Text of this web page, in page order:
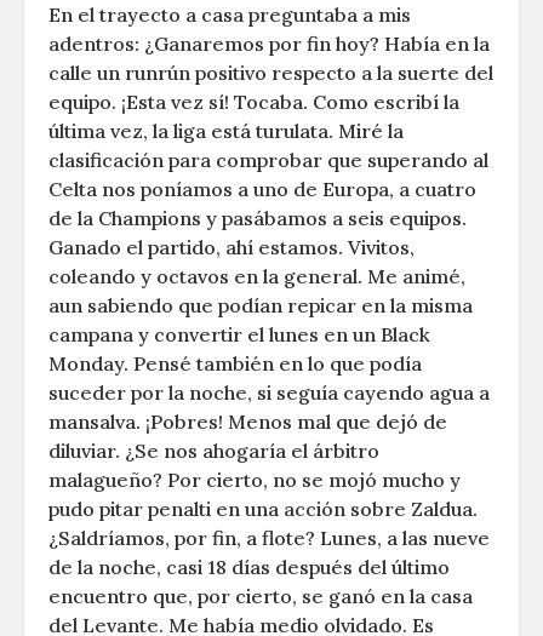
En el trayecto a casa preguntaba a mis
adentros: ¿Ganaremos por fin hoy? Había en la
calle un runrún positivo respecto a la suerte del
equipo. ¡Esta vez sí! Tocaba. Como escribí la
última vez, la liga está turulata. Miré la
clasificación para comprobar que superando al
Celta nos poníamos a uno de Europa, a cuatro
de la Champions y pasábamos a seis equipos.
Ganado el partido, ahí estamos. Vivitos,
coleando y octavos en la general. Me animé,
aun sabiendo que podían repicar en la misma
campana y convertir el lunes en un Black
Monday. Pensé también en lo que podía
suceder por la noche, si seguía cayendo agua a
mansalva. ¡Pobres! Menos mal que dejó de
diluviar. ¿Se nos ahogaría el árbitro
malagueño? Por cierto, no se mojó mucho y
pudo pitar penalti en una acción sobre Zaldua.
¿Saldríamos, por fin, a flote? Lunes, a las nueve
de la noche, casi 18 días después del último
encuentro que, por cierto, se ganó en la casa
del Levante. Me había medio olvidado. Es